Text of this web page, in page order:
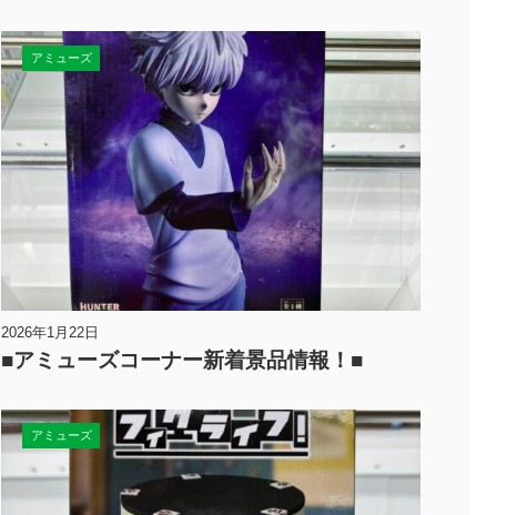
アミューズ
2026年1月22日
■アミューズコーナー新着景品情報！■
アミューズ